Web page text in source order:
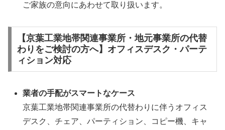
ご家族の意向にあわせて取り扱います。
【京葉工業地帯関連事業所・地元事業所の代替
わりをご検討の方へ】オフィスデスク・パーテ
ィション対応
業者の手配がスマートなケース
京葉工業地帯関連事業所の代替わりに伴うオフィス
デスク、チェア、パーティション、コピー機、キャ